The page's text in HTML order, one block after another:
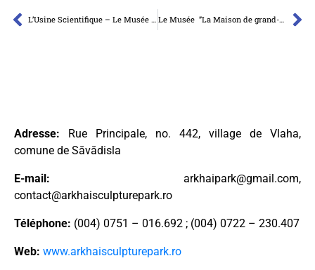
L’Usine Scientifique – Le Musée des Illusions, Turda Le Musée ”La Maison de grand-mère”
Adresse: Rue Principale, no. 442, village de Vlaha,
comune de Săvădisla
E-mail: arkhaipark@gmail.com,
contact@arkhaisculpturepark.ro
Téléphone: (004) 0751 – 016.692 ; (004) 0722 – 230.407
Web: www.arkhaisculpturepark.ro